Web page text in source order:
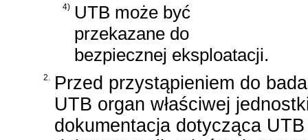
4) UTB może być
przekazane do
bezpiecznej eksploatacji.
2. Przed przystąpieniem do
UTB organ właściwej
dokumentacja dotycząca